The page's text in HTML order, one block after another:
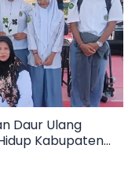
Daur Ulang
Kabupaten